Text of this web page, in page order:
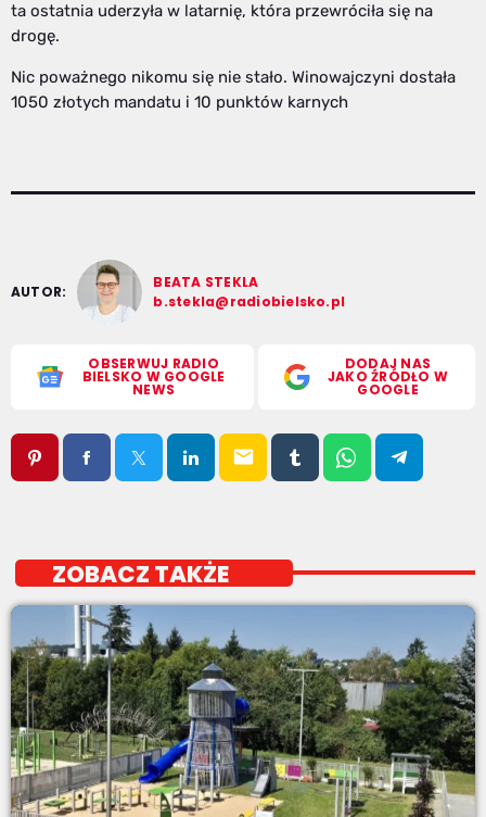
ta ostatnia uderzyła w latarnię, która przewróciła się na
drogę.
Nic poważnego nikomu się nie stało. Winowajczyni dostała
1050 złotych mandatu i 10 punktów karnych
AUTOR:
BEATA STEKLA
b.stekla@radiobielsko.pl
OBSERWUJ RADIO
BIELSKO W GOOGLE
NEWS
DODAJ NAS
JAKO ŹRÓDŁO W
GOOGLE
email
ZOBACZ TAKŻE